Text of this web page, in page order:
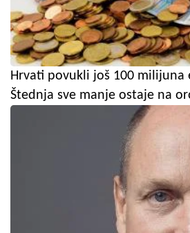
Hrvati povukli još 100 milijuna
Štednja sve manje ostaje na